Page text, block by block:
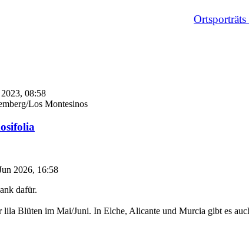
08:58
Los Montesinos
2026, 16:58
dafür.
lila Blüten im Mai/Juni. In Elche, Alicante und Murcia gibt es